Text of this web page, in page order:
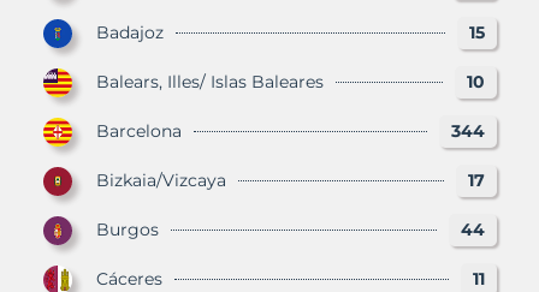
Badajoz 15
Balears, Illes/ Islas Baleares 10
Barcelona 344
Bizkaia/Vizcaya 17
Burgos 44
Cáceres 11